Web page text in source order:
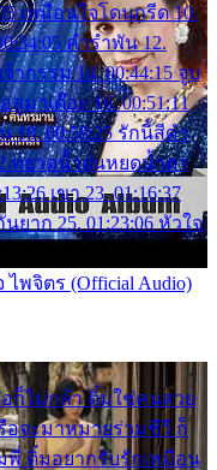
เหมือนใจโดนกรีด 10.
คำรำพัน 12.
ากรรม 14. 00:44:15 จูบ
สูมาเต๊อะ 16. 00:51:11
18. 00:58:25 รักนี้สีดำ
หยาดน้ำฝนหยดน้ำตา
เขา 23. 01:16:37
ยาก 25. 01:23:06 หัวใจ
ไพจิตร (Official Audio)
ก็ไม่กล้า ติ๋มใช่คนสวย
อจะมาหมายร่วมชีวี ก็
พี่ ติ๋มอยากรับรักเหมือน